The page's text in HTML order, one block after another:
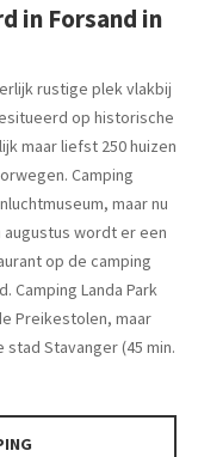
in Forsand in
rustige plek vlakbij
op historische
maar liefst 250 huizen
Camping
maar nu
wordt er een
op de camping
Camping Landa Park
Preikestolen, maar
Stavanger (45 min.